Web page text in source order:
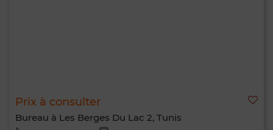
Prix à consulter
Bureau à Les Berges Du Lac 2, Tunis